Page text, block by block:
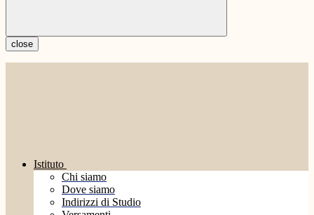
close
Istituto
Chi siamo
Dove siamo
Indirizzi di Studio